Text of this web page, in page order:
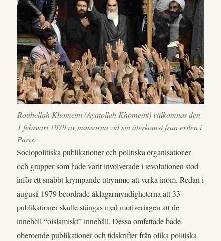
Rouhollah Khomeini (Ayatollah Khomeini) välkomnas den
1 februari 1979 av massorna vid sin återkomst från exilen i
Paris.
Sociopolitiska publikationer och politiska organisationer
och grupper som hade varit involverade i revolutionen stod
inför ett snabbt krympande utrymme att verka inom. Redan i
augusti 1979 beordrade åklagarmyndigheterna att 33
publikationer skulle stängas med motiveringen att de
innehöll “oislamiskt” innehåll. Dessa omfattade både
oberoende publikationer och tidskrifter från olika politiska